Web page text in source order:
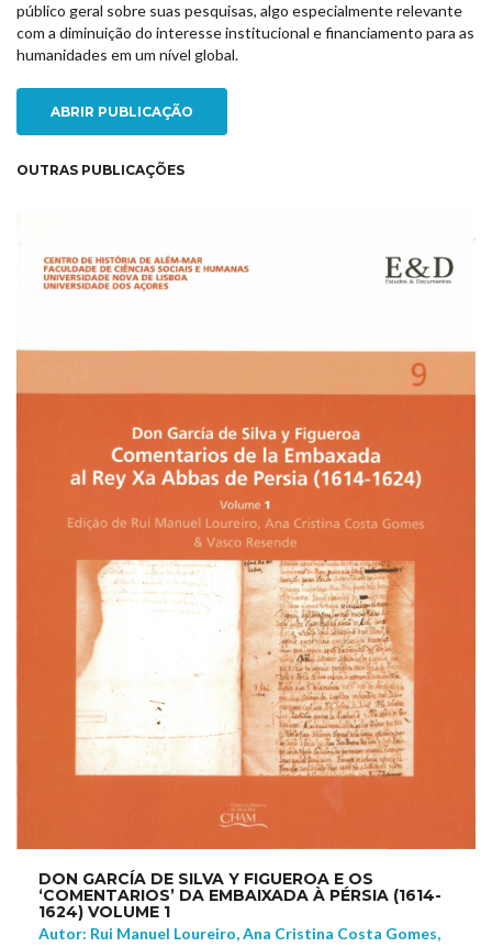
público geral sobre suas pesquisas, algo especialmente relevante
com a diminuição do interesse institucional e financiamento para as
humanidades em um nível global.
ABRIR PUBLICAÇÃO
OUTRAS PUBLICAÇÕES
DON GARCÍA DE SILVA Y FIGUEROA E OS
‘COMENTARIOS’ DA EMBAIXADA À PÉRSIA (1614-
1624) VOLUME 1
Autor: Rui Manuel Loureiro, Ana Cristina Costa Gomes,